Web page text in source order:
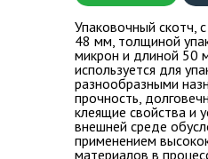
Упаковочный скотч,
48 мм, толщиной
микрон и длиной 50
используется для
разнообразными
прочность,
клеящие свойства и
внешней среде
применением
материалов в